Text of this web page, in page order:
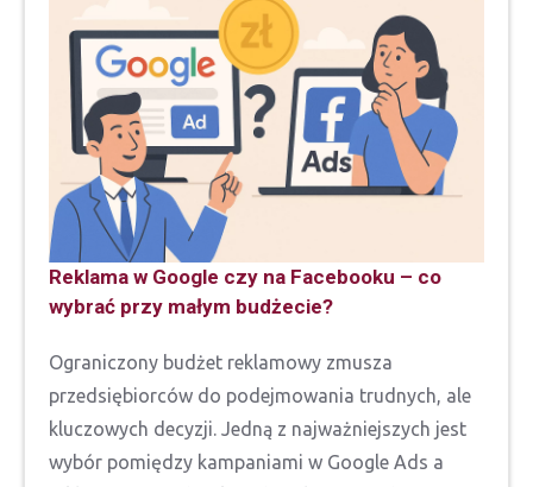
Reklama w Google czy na Facebooku – co
wybrać przy małym budżecie?
Ograniczony budżet reklamowy zmusza
przedsiębiorców do podejmowania trudnych, ale
kluczowych decyzji. Jedną z najważniejszych jest
wybór pomiędzy kampaniami w Google Ads a